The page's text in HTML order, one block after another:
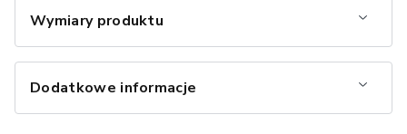
Wymiary produktu
Dodatkowe informacje